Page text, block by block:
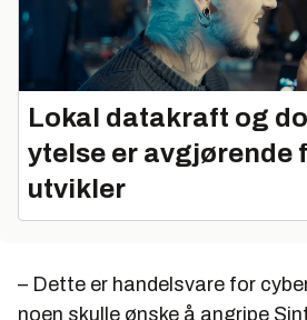
Lokal datakraft og
ytelse er avgjørende
utvikler
– Dette er handelsvare for
noen skulle ønske å angripe